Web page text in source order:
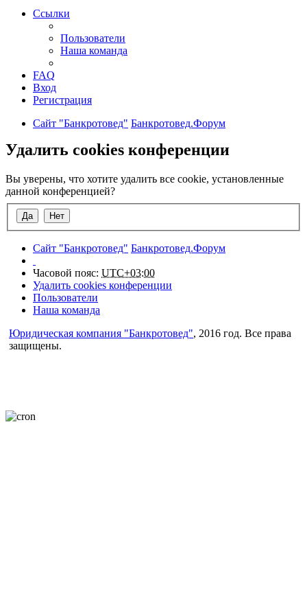
Ссылки
Пользователи
Наша команда
FAQ
Вход
Регистрация
Сайт "Банкротовед" Банкротовед.Форум
Удалить cookies конференции
Вы уверены, что хотите удалить все cookie, установленные
данной конференцией?
Сайт "Банкротовед" Банкротовед.Форум
Часовой пояс: UTC+03:00
Удалить cookies конференции
Пользователи
Наша команда
Юридическая компания "Банкротовед", 2016 год. Все права
защищены.